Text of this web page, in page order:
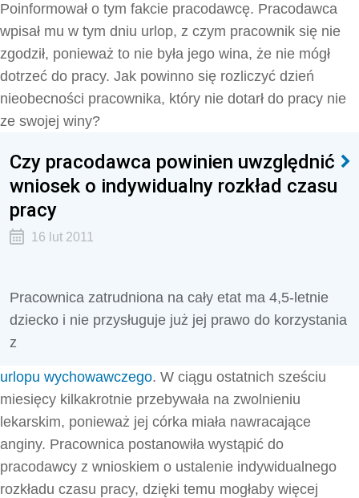
Poinformował o tym fakcie pracodawcę. Pracodawca
wpisał mu w tym dniu urlop, z czym pracownik się nie
zgodził, ponieważ to nie była jego wina, że nie mógł
dotrzeć do pracy. Jak powinno się rozliczyć dzień
nieobecności pracownika, który nie dotarł do pracy nie
ze swojej winy?
Czy pracodawca powinien uwzględnić
wniosek o indywidualny rozkład czasu
pracy
16 lut 2011
Pracownica zatrudniona na cały etat ma 4,5-letnie
dziecko i nie przysługuje już jej prawo do korzystania
z
urlopu wychowawczego. W ciągu ostatnich sześciu
miesięcy kilkakrotnie przebywała na zwolnieniu
lekarskim, ponieważ jej córka miała nawracające
anginy. Pracownica postanowiła wystąpić do
pracodawcy z wnioskiem o ustalenie indywidualnego
rozkładu czasu pracy, dzięki temu mogłaby więcej